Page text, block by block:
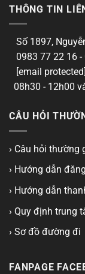
THÔNG TIN
Số 1897,
0983 77 22 16 -
[email protected]
08h30 - 12h00
CÂU HỎI
› Câu hỏi thường
› Hướng dẫn
› Hướng dẫn
› Quy định trung
› Sơ đồ đường đi
FANPAGE